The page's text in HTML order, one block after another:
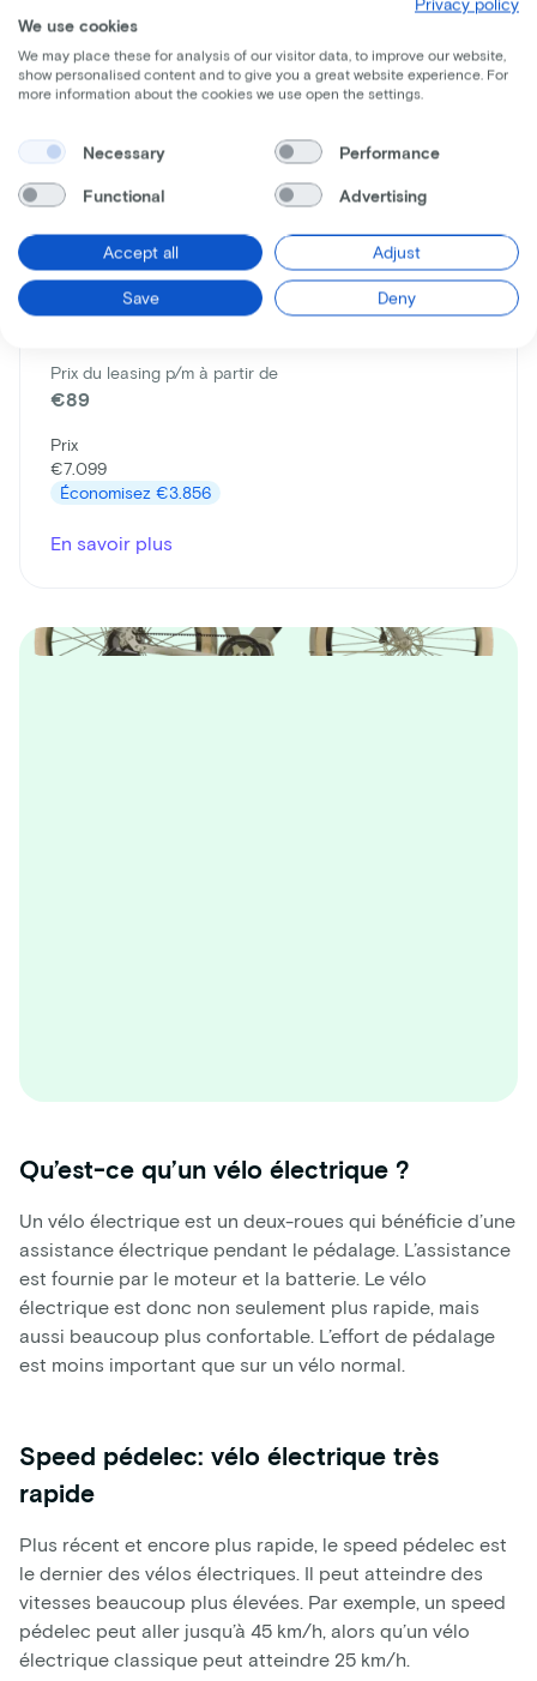
Prix du leasing p/m à partir de
€89
Prix
€7.099
Économisez €3.856
En savoir plus
Qu’est-ce qu’un vélo électrique ?
Un vélo électrique est un deux-roues qui bénéficie d’une
assistance électrique pendant le pédalage. L’assistance
est fournie par le moteur et la batterie. Le vélo
électrique est donc non seulement plus rapide, mais
aussi beaucoup plus confortable. L’effort de pédalage
est moins important que sur un vélo normal.
Speed pédelec: vélo électrique très
rapide
Plus récent et encore plus rapide, le speed pédelec est
le dernier des vélos électriques. Il peut atteindre des
vitesses beaucoup plus élevées. Par exemple, un speed
pédelec peut aller jusqu’à 45 km/h, alors qu’un vélo
électrique classique peut atteindre 25 km/h.
We use cookies
We may place these for analysis of our visitor data, to improve our website,
show personalised content and to give you a great website experience. For
more information about the cookies we use open the settings.
Necessary Performance
Functional Advertising
Accept all Adjust
Save Deny